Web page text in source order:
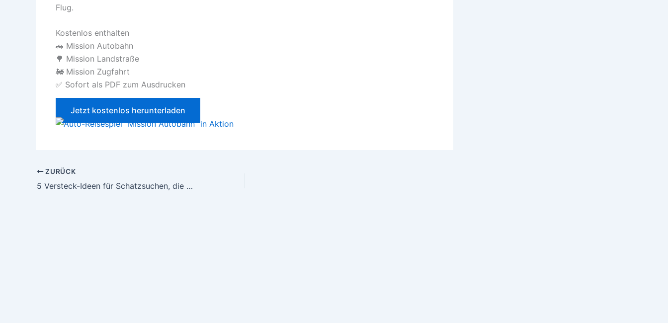
Flug.
Kostenlos enthalten
🚗 Mission Autobahn
🌳 Mission Landstraße
🚂 Mission Zugfahrt
✅ Sofort als PDF zum Ausdrucken
Jetzt kostenlos herunterladen
ZURÜCK
5 Versteck-Ideen für Schatzsuchen, die Kinder wirklich überraschen